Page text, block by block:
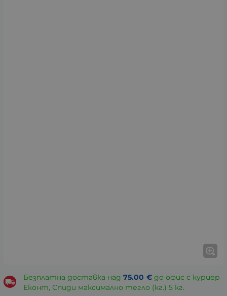
Безплатна доставка над 75.00 €до офис с куриер
Еконт, Спиди максимално тегло (кг.) 5 кг.